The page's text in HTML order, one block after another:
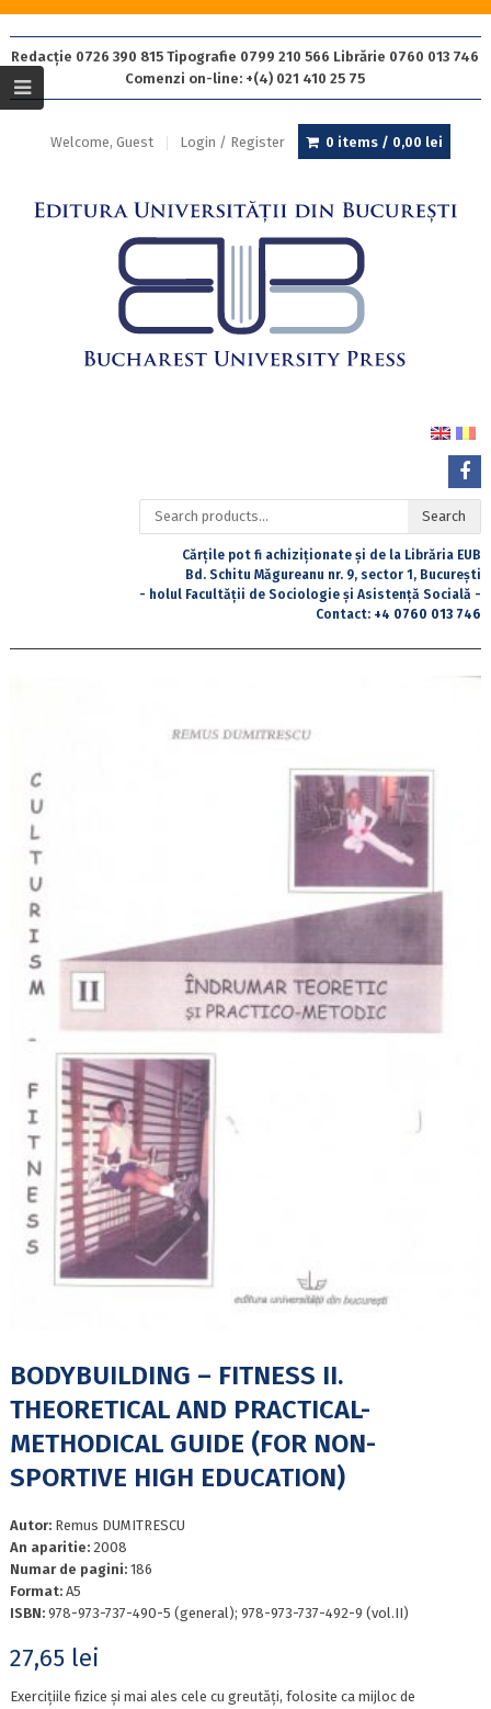
Redacție 0726 390 815 Tipografie 0799 210 566 Librărie 0760 013 746
Comenzi on-line: +(4) 021 410 25 75
Welcome, Guest Login / Register 0 items / 0,00 lei
Search
for:
Search
Cărțile pot fi achiziționate și de la Librăria EUB
Bd. Schitu Măgureanu nr. 9, sector 1, București
- holul Facultății de Sociologie și Asistență Socială -
Contact: +4 0760 013 746
BODYBUILDING – FITNESS II.
THEORETICAL AND PRACTICAL-
METHODICAL GUIDE (FOR NON-
SPORTIVE HIGH EDUCATION)
Autor: Remus DUMITRESCU
An aparitie: 2008
Numar de pagini: 186
Format: A5
ISBN: 978-973-737-490-5 (general); 978-973-737-492-9 (vol.II)
27,65 lei
Exercițiile fizice și mai ales cele cu greutăți, folosite ca mijloc de